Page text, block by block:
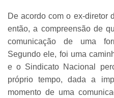
De acordo com o ex-diretor
então, a compreensão de
comunicação de uma
Segundo ele, foi uma
e o Sindicato Nacional
próprio tempo, dada a
momento de uma